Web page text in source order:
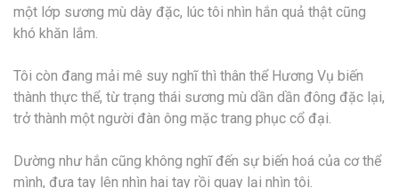
một lớp sương mù dày đặc, lúc tôi nhìn hắn quả thật cũng
khó khăn lắm.
Tôi còn đang mải mê suy nghĩ thì thân thể Hương Vụ biến
thành thực thể, từ trạng thái sương mù dần dần đông đặc lại,
trở thành một người đàn ông mặc trang phục cổ đại.
Dường như hắn cũng không nghĩ đến sự biến hoá của cơ thể
mình, đưa tay lên nhìn hai tay rồi quay lại nhìn tôi.